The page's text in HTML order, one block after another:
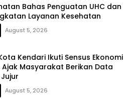
Bahas Penguatan UHC dan
Layanan Kesehatan
August 5, 2026
Kendari Ikuti Sensus Ekonomi
Ajak Masyarakat Berikan Data
August 5, 2026